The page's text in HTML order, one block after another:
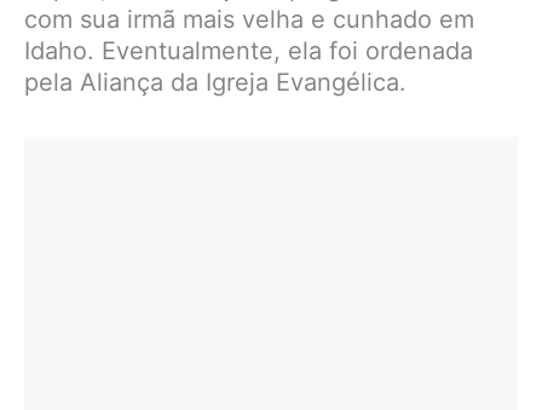
com sua irmã mais velha e cunhado em
Idaho. Eventualmente, ela foi ordenada
pela Aliança da Igreja Evangélica.